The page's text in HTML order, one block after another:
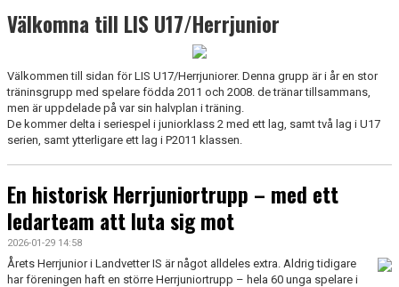
DOKUMENT
Välkomna till LIS U17/Herrjunior
Välkommen till sidan för LIS U17/Herrjuniorer. Denna grupp är i år en stor
träninsgrupp med spelare födda 2011 och 2008. de tränar tillsammans,
men är uppdelade på var sin halvplan i träning.
De kommer delta i seriespel i juniorklass 2 med ett lag, samt två lag i U17
serien, samt ytterligare ett lag i P2011 klassen.
En historisk Herrjuniortrupp – med ett
ledarteam att luta sig mot
2026-01-29 14:58
Årets Herrjunior i Landvetter IS är något alldeles extra. Aldrig tidigare
har föreningen haft en större Herrjuniortrupp – hela 60 unga spelare i